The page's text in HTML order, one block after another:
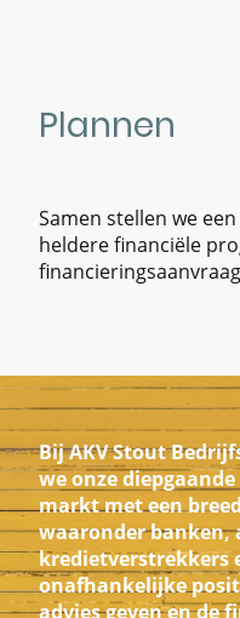
Plannen
Samen stellen we
heldere financiële
Bij AKV Stout
we onze
markt met een
waaronder banken,
kredietverstrekkers
onafhankelijke
advies geven en de